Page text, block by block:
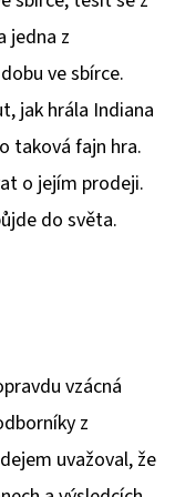
jedna z
ve sbírce.
jak hrála Indiana
taková fajn hra.
o jejím prodeji.
do světa.
vzácná
z
uvažoval, že